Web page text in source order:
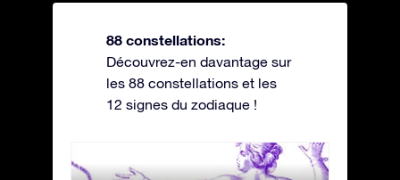
88 constellations:
Découvrez-en davantage sur
les 88 constellations et les
12 signes du zodiaque !
Andromeda - Andromède